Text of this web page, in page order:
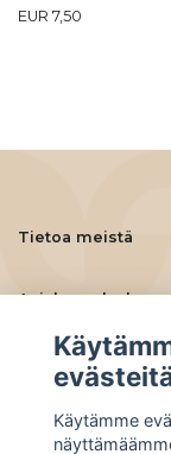
EUR 7,50
Tietoa meistä
Asiakaspalvelu
Lue lisää
Social Media
Käytämme